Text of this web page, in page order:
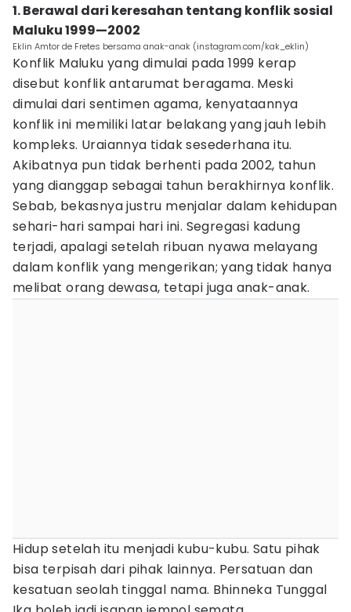
1. Berawal dari keresahan tentang konflik sosial
Maluku 1999—2002
Eklin Amtor de Fretes bersama anak-anak (instagram.com/kak_eklin)
Konflik Maluku yang dimulai pada 1999 kerap
disebut konflik antarumat beragama. Meski
dimulai dari sentimen agama, kenyataannya
konflik ini memiliki latar belakang yang jauh lebih
kompleks. Uraiannya tidak sesederhana itu.
Akibatnya pun tidak berhenti pada 2002, tahun
yang dianggap sebagai tahun berakhirnya konflik.
Sebab, bekasnya justru menjalar dalam kehidupan
sehari-hari sampai hari ini. Segregasi kadung
terjadi, apalagi setelah ribuan nyawa melayang
dalam konflik yang mengerikan; yang tidak hanya
melibat orang dewasa, tetapi juga anak-anak.
Hidup setelah itu menjadi kubu-kubu. Satu pihak
bisa terpisah dari pihak lainnya. Persatuan dan
kesatuan seolah tinggal nama. Bhinneka Tunggal